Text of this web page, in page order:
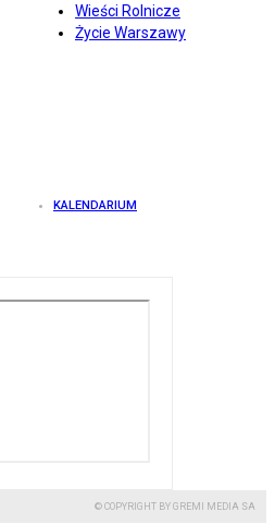
Wieści Rolnicze
Życie Warszawy
KALENDARIUM
© COPYRIGHT BY GREMI MEDIA SA